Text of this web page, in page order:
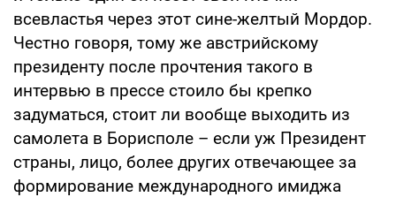
всевластья через этот сине-желтый Мордор.
Честно говоря, тому же австрийскому
президенту после прочтения такого в
интервью в прессе стоило бы крепко
задуматься, стоит ли вообще выходить из
самолета в Борисполе – если уж Президент
страны, лицо, более других отвечающее за
формирование международного имиджа